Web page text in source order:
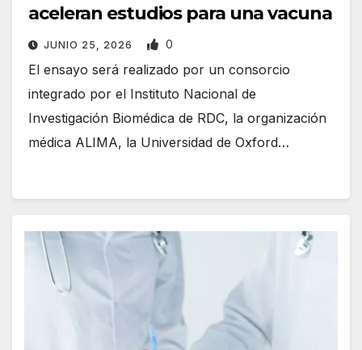
aceleran estudios para una vacuna
JUNIO 25, 2026 0
El ensayo será realizado por un consorcio
integrado por el Instituto Nacional de
Investigación Biomédica de RDC, la organización
médica ALIMA, la Universidad de Oxford…